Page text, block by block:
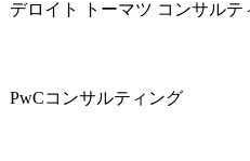
デロイト トーマツ コンサルテ
PwCコンサルティング